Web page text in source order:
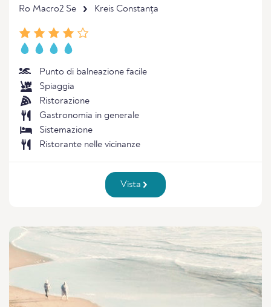
Ro Macro2 Se Kreis Constanța
Punto di balneazione facile
Spiaggia
Ristorazione
Gastronomia in generale
Sistemazione
Ristorante nelle vicinanze
Vista